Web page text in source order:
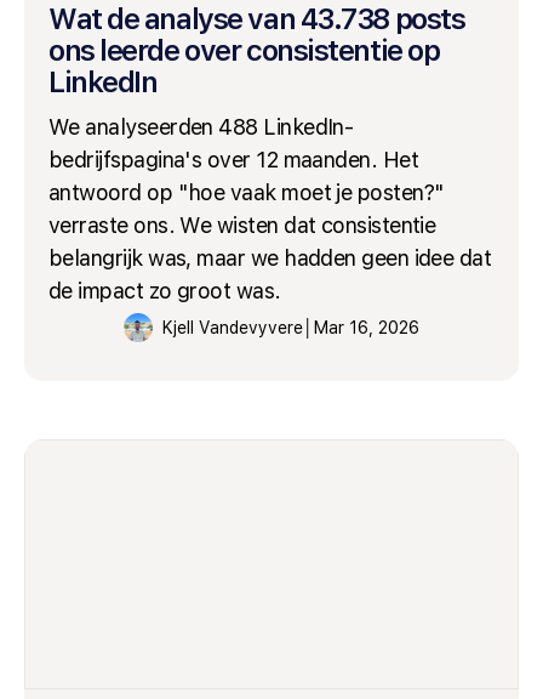
Wat de analyse van 43.738 posts
ons leerde over consistentie op
LinkedIn
We analyseerden 488 LinkedIn-
bedrijfspagina's over 12 maanden. Het
antwoord op "hoe vaak moet je posten?"
verraste ons. We wisten dat consistentie
belangrijk was, maar we hadden geen idee dat
de impact zo groot was.
Kjell Vandevyvere Mar 16, 2026